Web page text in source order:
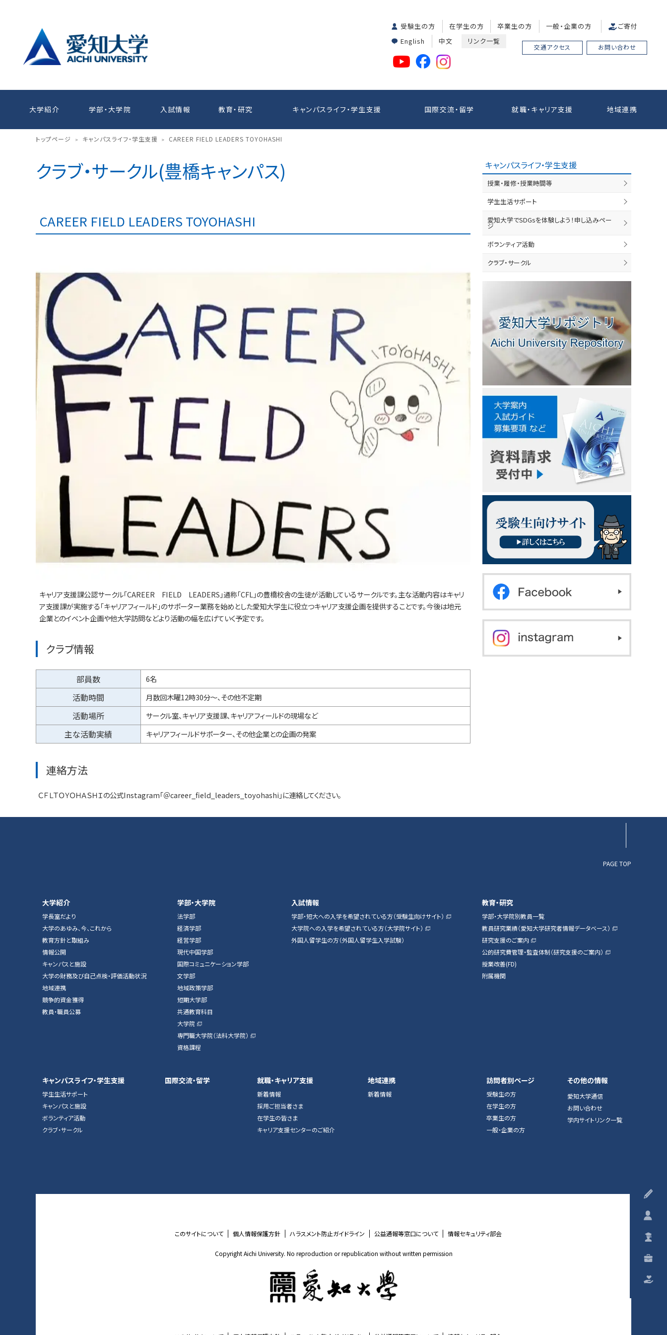
受験生の方 在学生の方 卒業生の方 一般・企業の方
ご寄付
English
中文 リンク一覧
交通アクセス お問い合わせ
大学紹介 学部・大学院 入試情報 教育・研究 キャンパスライフ・学生支援 国際交流・留学 就職・キャリア支援 地域連携
トップページ > キャンパスライフ・学生支援 > CAREER FIELD LEADERS TOYOHASHI
クラブ・サークル(豊橋キャンパス)
CAREER FIELD LEADERS TOYOHASHI
キャリア支援課公認サークル「CAREER FIELD LEADERS」通称「CFL」の豊橋校舎の生徒が活動しているサークルです。主な活動内容はキャリ
ア支援課が実施する「キャリアフィールド」のサポーター業務を始めとした愛知大学生に役立つキャリア支援企画を提供することです。今後は地元
企業とのイベント企画や他大学訪問などより活動の幅を広げていく予定です。
クラブ情報
部員数 6名
活動時間 月数回木曜12時30分～、その他不定期
活動場所 サークル室、キャリア支援課、キャリアフィールドの現場など
主な活動実績 キャリアフィールドサポーター、その他企業との企画の発案
連絡方法
ＣＦＬＴＯＹＯＨＡＳＨＩの公式Instagram「＠career_field_leaders_toyohashi」に連絡してください。
キャンパスライフ・学生支援
授業・履修・授業時間等
学生生活サポート
愛知大学でSDGsを体験しよう！申し込みペー
ジ
ボランティア活動
クラブ・サークル
PAGE TOP
大学紹介
学長室だより
大学のあゆみ、今、これから
教育方針と取組み
情報公開
キャンパスと施設
大学の財務及び自己点検・評価活動状況
地域連携
競争的資金獲得
教員・職員公募
学部・大学院
法学部
経済学部
経営学部
現代中国学部
国際コミュニケーション学部
文学部
地域政策学部
短期大学部
共通教育科目
大学院
専門職大学院（法科大学院）
資格課程
入試情報
学部・短大への入学を希望されている方（受験生向けサイト）
大学院への入学を希望されている方（大学院サイト）
外国人留学生の方（外国人留学生入学試験）
教育・研究
学部・大学院別教員一覧
教員研究業績（愛知大学研究者情報データベース）
研究支援のご案内
公的研究費管理・監査体制（研究支援のご案内）
授業改善(FD)
附属機関
キャンパスライフ・学生支援
学生生活サポート
キャンパスと施設
ボランティア活動
クラブ・サークル
国際交流・留学 就職・キャリア支援
新着情報
採用ご担当者さま
在学生の皆さま
キャリア支援センターのご紹介
地域連携
新着情報
訪問者別ページ
受験生の方
在学生の方
卒業生の方
一般・企業の方
その他の情報
愛知大学通信
お問い合わせ
学内サイトリンク一覧
このサイトについて 個人情報保護方針 ハラスメント防止ガイドライン 公益通報等窓口について 情報セキュリティ部会
Copyright Aichi University. No reproduction or republication without written permission